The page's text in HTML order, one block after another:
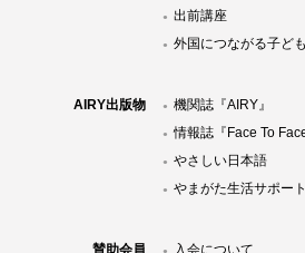
出前講座
外国につながる子ど
AIRY出版物
機関誌『AIRY』
情報誌『Face To Face
やさしい日本語
やまがた生活サポー
賛助会員 入会について